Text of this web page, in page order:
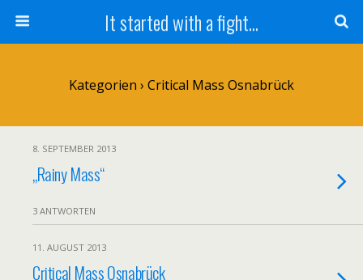
It started with a fight...
Kategorien › Critical Mass Osnabrück
8. SEPTEMBER 2013
„Rainy Mass“
3 ANTWORTEN
11. AUGUST 2013
Critical Mass Osnabrück